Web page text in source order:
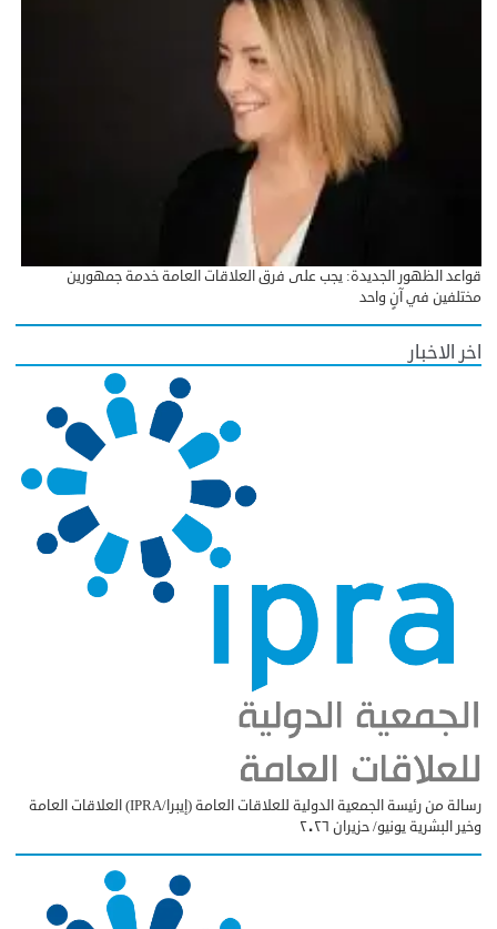
قواعد الظهور الجديدة: يجب على فرق العلاقات العامة خدمة جمهورين
مختلفين في آنٍ واحد
اخر الاخبار
رسالة من رئيسة الجمعية الدولية للعلاقات العامة (إيبرا/IPRA) العلاقات العامة
وخير البشرية يونيو/ حزيران ٢٠٢٦